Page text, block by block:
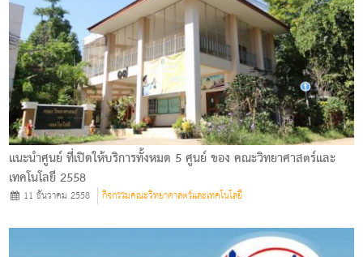
แนะนำศูนย์ ที่เปิดให้บริการทั้งหมด 5 ศูนย์ ของ คณะวิทยาศาสตร์และ
เทคโนโลยี 2558
11 ธันวาคม 2558 กิจกรรมคณะวิทยาศาสตร์และเทคโนโลยี